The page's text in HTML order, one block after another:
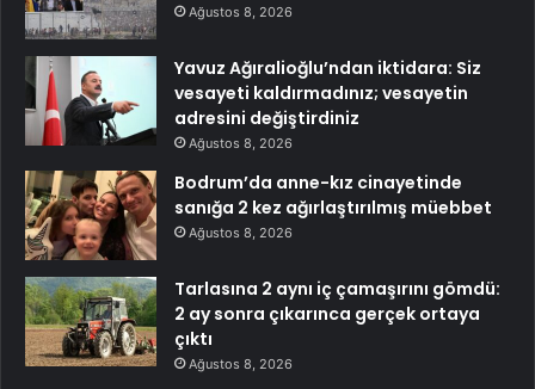
Ağustos 8, 2026
Yavuz Ağıralioğlu’ndan iktidara: Siz
vesayeti kaldırmadınız; vesayetin
adresini değiştirdiniz
Ağustos 8, 2026
Bodrum’da anne-kız cinayetinde
sanığa 2 kez ağırlaştırılmış müebbet
Ağustos 8, 2026
Tarlasına 2 aynı iç çamaşırını gömdü:
2 ay sonra çıkarınca gerçek ortaya
çıktı
Ağustos 8, 2026